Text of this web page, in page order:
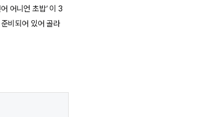
어니언 초밥’ 이 3
비되어 있어 골라